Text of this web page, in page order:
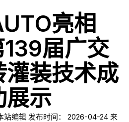
亮相
届广交
装技术成
展示
编辑 发布时间： 2026-04-24 来